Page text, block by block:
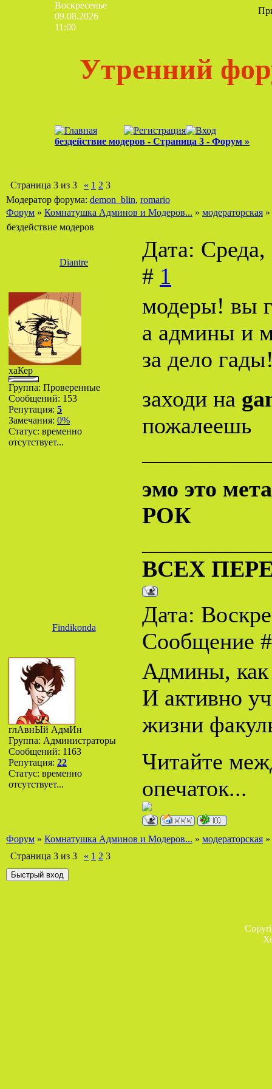
Воскресенье
09.08.2026
11:00
Утренний
бездействие модеров - Страница 3 - Форум »
Страница 3 из 3 « 1 2 3
Модератор форума: demon_blin, romario
Форум » Комнатушка Админов и Модеров... » модераторская »
бездействие модеров
Diantre
Дата:
# 1
хаКер
Группа: Проверенные
Сообщений: 153
Репутация: 5
Замечания: 0%
Статус: временно
отсутствует...
модеры! вы
а админы и
за дело
заходи на
пожалеешь
эмо это
РОК
ВСЕХ
Findikonda
Дата:
Сообщение
глАвнЫй АдмИн
Группа: Администраторы
Сообщений: 1163
Репутация: 22
Статус: временно
отсутствует...
Админы, как
И активно
жизни
Читайте
опечаток...
Форум » Комнатушка Админов и Модеров... » модераторская »
Страница 3 из 3 « 1 2 3